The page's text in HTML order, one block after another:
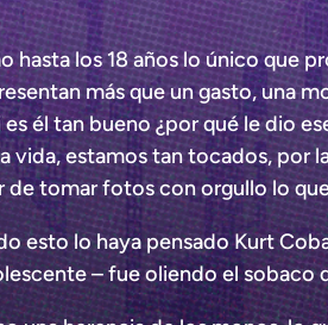
hasta los 18 años lo único que
más que un gasto, una
es él tan bueno ¿por qué le dio
vida, estamos tan tocados, por
tomar fotos con orgullo lo
esto lo haya pensado Kurt
– fue oliendo el